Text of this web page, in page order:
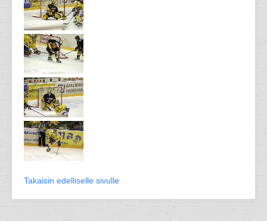
Takaisin edelliselle sivulle